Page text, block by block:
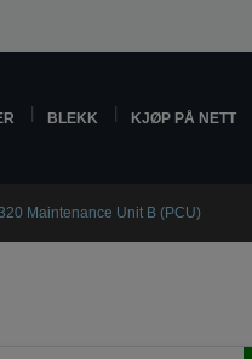
BLEKK KJØP PÅ NETT
Maintenance Unit B (PCU)